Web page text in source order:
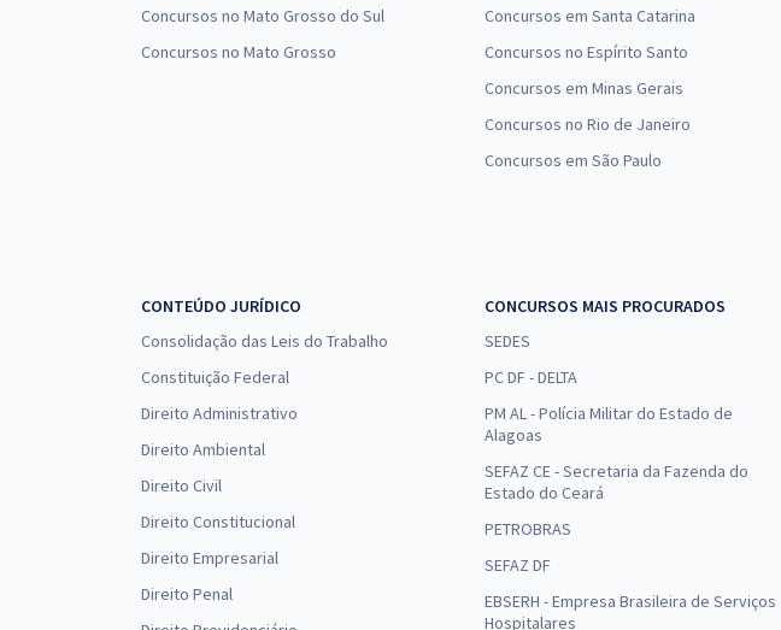
Concursos no Mato Grosso do Sul
Concursos no Mato Grosso
Concursos em Santa Catarina
Concursos no Espírito Santo
Concursos em Minas Gerais
Concursos no Rio de Janeiro
Concursos em São Paulo
CONTEÚDO JURÍDICO
Consolidação das Leis do Trabalho
Constituição Federal
Direito Administrativo
Direito Ambiental
Direito Civil
Direito Constitucional
Direito Empresarial
Direito Penal
CONCURSOS MAIS PROCURADOS
SEDES
PC DF - DELTA
PM AL - Polícia Militar do Estado de
Alagoas
SEFAZ CE - Secretaria da Fazenda do
Estado do Ceará
PETROBRAS
SEFAZ DF
EBSERH - Empresa Brasileira de Serviços
Hospitalares